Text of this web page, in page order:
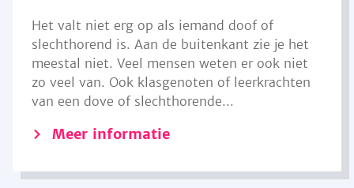
Het valt niet erg op als iemand doof of
slechthorend is. Aan de buitenkant zie je het
meestal niet. Veel mensen weten er ook niet
zo veel van. Ook klasgenoten of leerkrachten
van een dove of slechthorende...
Meer informatie